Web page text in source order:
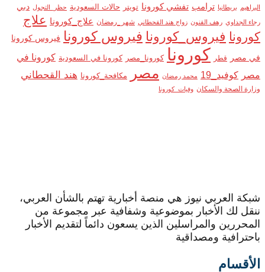
البراهيم
بريطانيا ترامب تفشي كورونا تويتر حالات السعودية حظر_التجول دبي
رجاء الجداوي رهف القنون زواج هند القحطاني شهر_رمضان علاج_كورونا علاج
كورونا فيروس_كورونا فيروس كورونا فيروس كورونا
في مصر قطر كورونا كورونا_مصر كورونا في السعودية كورونا في
مصر كوفيد_19 محمد رمضان مصر مكافحة_كورونا هند القحطاني
وزارة الصحة والسكان وفيات_كورونا
شبكة العربي نيوز هي منصة أخبارية تهتم بالشأن العربي،
ننقل لك الأخبار بموضوعية وشفافية عبر مجموعة من
المحررين والمراسلين الذين يسعون دائماً لتقديم الأخبار
باحترافية ومصداقية
الأقسام